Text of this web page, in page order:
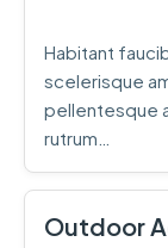
Habitant
scelerisque
pellentesque
rutrum…
Outdoor